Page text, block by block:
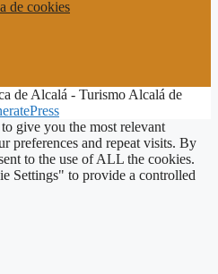
de cookies
de Alcalá - Turismo Alcalá de
give you the most relevant
preferences and repeat visits. By
to the use of ALL the cookies.
Settings" to provide a controlled